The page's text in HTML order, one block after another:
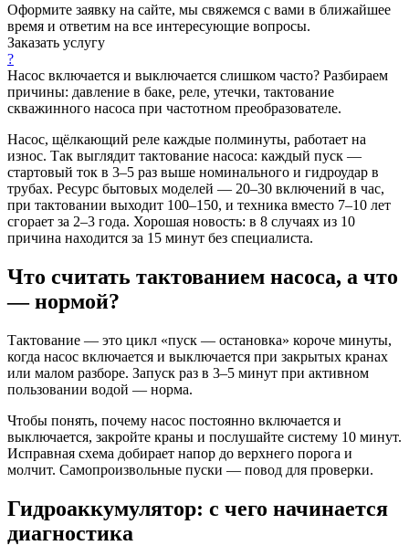
Оформите заявку на сайте, мы свяжемся с вами в ближайшее
время и ответим на все интересующие вопросы.
Заказать услугу
?
Насос включается и выключается слишком часто? Разбираем
причины: давление в баке, реле, утечки, тактование
скважинного насоса при частотном преобразователе.
Насос, щёлкающий реле каждые полминуты, работает на
износ. Так выглядит тактование насоса: каждый пуск —
стартовый ток в 3–5 раз выше номинального и гидроудар в
трубах. Ресурс бытовых моделей — 20–30 включений в час,
при тактовании выходит 100–150, и техника вместо 7–10 лет
сгорает за 2–3 года. Хорошая новость: в 8 случаях из 10
причина находится за 15 минут без специалиста.
Что считать тактованием насоса, а что
— нормой?
Тактование — это цикл «пуск — остановка» короче минуты,
когда насос включается и выключается при закрытых кранах
или малом разборе. Запуск раз в 3–5 минут при активном
пользовании водой — норма.
Чтобы понять, почему насос постоянно включается и
выключается, закройте краны и послушайте систему 10 минут.
Исправная схема добирает напор до верхнего порога и
молчит. Самопроизвольные пуски — повод для проверки.
Гидроаккумулятор: с чего начинается
диагностика